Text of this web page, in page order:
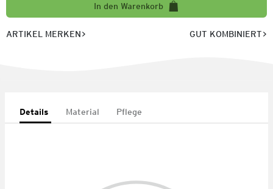
In den Warenkorb
ARTIKEL MERKEN GUT KOMBINIERT
Details Material Pflege